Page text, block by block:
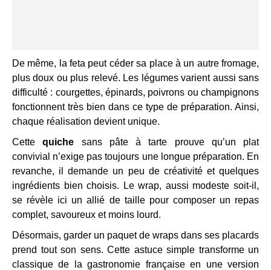
De même, la feta peut céder sa place à un autre fromage,
plus doux ou plus relevé. Les légumes varient aussi sans
difficulté : courgettes, épinards, poivrons ou champignons
fonctionnent très bien dans ce type de préparation. Ainsi,
chaque réalisation devient unique.
Cettequiche sans pâte à tarte prouve qu’un plat
convivial n’exige pas toujours une longue préparation. En
revanche, il demande un peu de créativité et quelques
ingrédients bien choisis. Le wrap, aussi modeste soit-il,
se révèle ici un allié de taille pour composer un repas
complet, savoureux et moins lourd.
Désormais, garder un paquet de wraps dans ses placards
prend tout son sens. Cette astuce simple transforme un
classique de la gastronomie française en une version